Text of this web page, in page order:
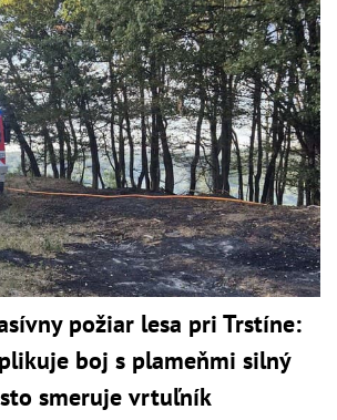
požiar lesa pri Trstíne:
boj s plameňmi silný
smeruje vrtuľník